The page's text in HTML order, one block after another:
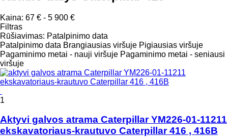
Kaina: 67 € - 5 900 €
Filtras
Rūšiavimas: Patalpinimo data
Patalpinimo data Brangiausias viršuje Pigiausias viršuje
Pagaminimo metai - nauji viršuje Pagaminimo metai - seniausi
viršuje
1
Aktyvi galvos atrama Caterpillar YM226-01-11211
ekskavatoriaus-krautuvo Caterpillar 416 , 416B